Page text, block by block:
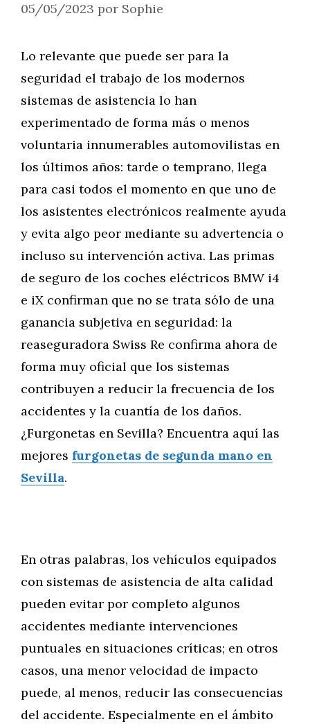
05/05/2023 por Sophie
Lo relevante que puede ser para la
seguridad el trabajo de los modernos
sistemas de asistencia lo han
experimentado de forma más o menos
voluntaria innumerables automovilistas en
los últimos años: tarde o temprano, llega
para casi todos el momento en que uno de
los asistentes electrónicos realmente ayuda
y evita algo peor mediante su advertencia o
incluso su intervención activa. Las primas
de seguro de los coches eléctricos BMW i4
e iX confirman que no se trata sólo de una
ganancia subjetiva en seguridad: la
reaseguradora Swiss Re confirma ahora de
forma muy oficial que los sistemas
contribuyen a reducir la frecuencia de los
accidentes y la cuantía de los daños.
¿Furgonetas en Sevilla? Encuentra aquí las
mejores furgonetas de segunda mano en
Sevilla.
En otras palabras, los vehículos equipados
con sistemas de asistencia de alta calidad
pueden evitar por completo algunos
accidentes mediante intervenciones
puntuales en situaciones críticas; en otros
casos, una menor velocidad de impacto
puede, al menos, reducir las consecuencias
del accidente. Especialmente en el ámbito